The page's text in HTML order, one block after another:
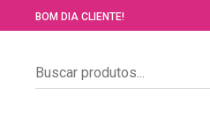
BOM DIA CLIENTE!